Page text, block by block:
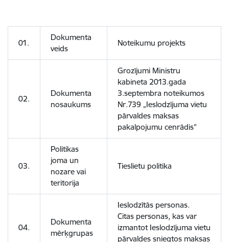
01.
Dokumenta
veids
Noteikumu projekts
02.
Dokumenta
nosaukums
Grozījumi Ministru
kabineta 2013.gada
3.septembra noteikumos
Nr.739 „Ieslodzījuma vietu
pārvaldes maksas
pakalpojumu cenrādis”
03.
Politikas
joma un
nozare vai
teritorija
Tieslietu politika
04.
Dokumenta
mērķgrupas
Ieslodzītās personas.
Citas personas, kas var
izmantot Ieslodzījuma vietu
pārvaldes sniegtos maksas